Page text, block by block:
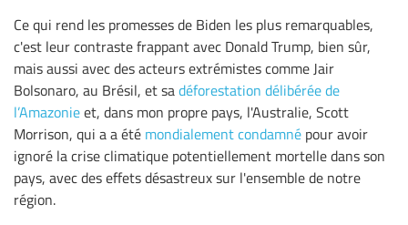
Ce qui rend les promesses de Biden les plus remarquables,
c'est leur contraste frappant avec Donald Trump, bien sûr,
mais aussi avec des acteurs extrémistes comme Jair
Bolsonaro, au Brésil, et sadéforestation délibérée de
l’Amazonieet, dans mon propre pays, l'Australie, Scott
Morrison, qui a a été mondialement condamné pour avoir
ignoré la crise climatique potentiellement mortelle dans son
pays, avec des effets désastreux sur l'ensemble de notre
région.